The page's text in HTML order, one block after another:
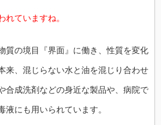
れていますね。
質の境目『界面』に働き、性質を変化
来、混じらない水と油を混じり合わせ
合成洗剤などの身近な製品や、病院で
液にも用いられています。